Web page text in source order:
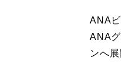
ANA
ANA
ンへ